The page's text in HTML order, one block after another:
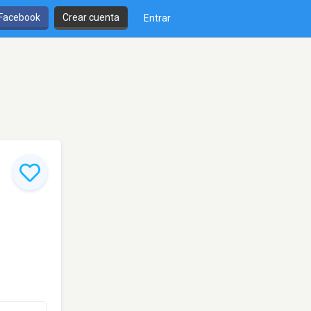
Crear cuenta Entrar